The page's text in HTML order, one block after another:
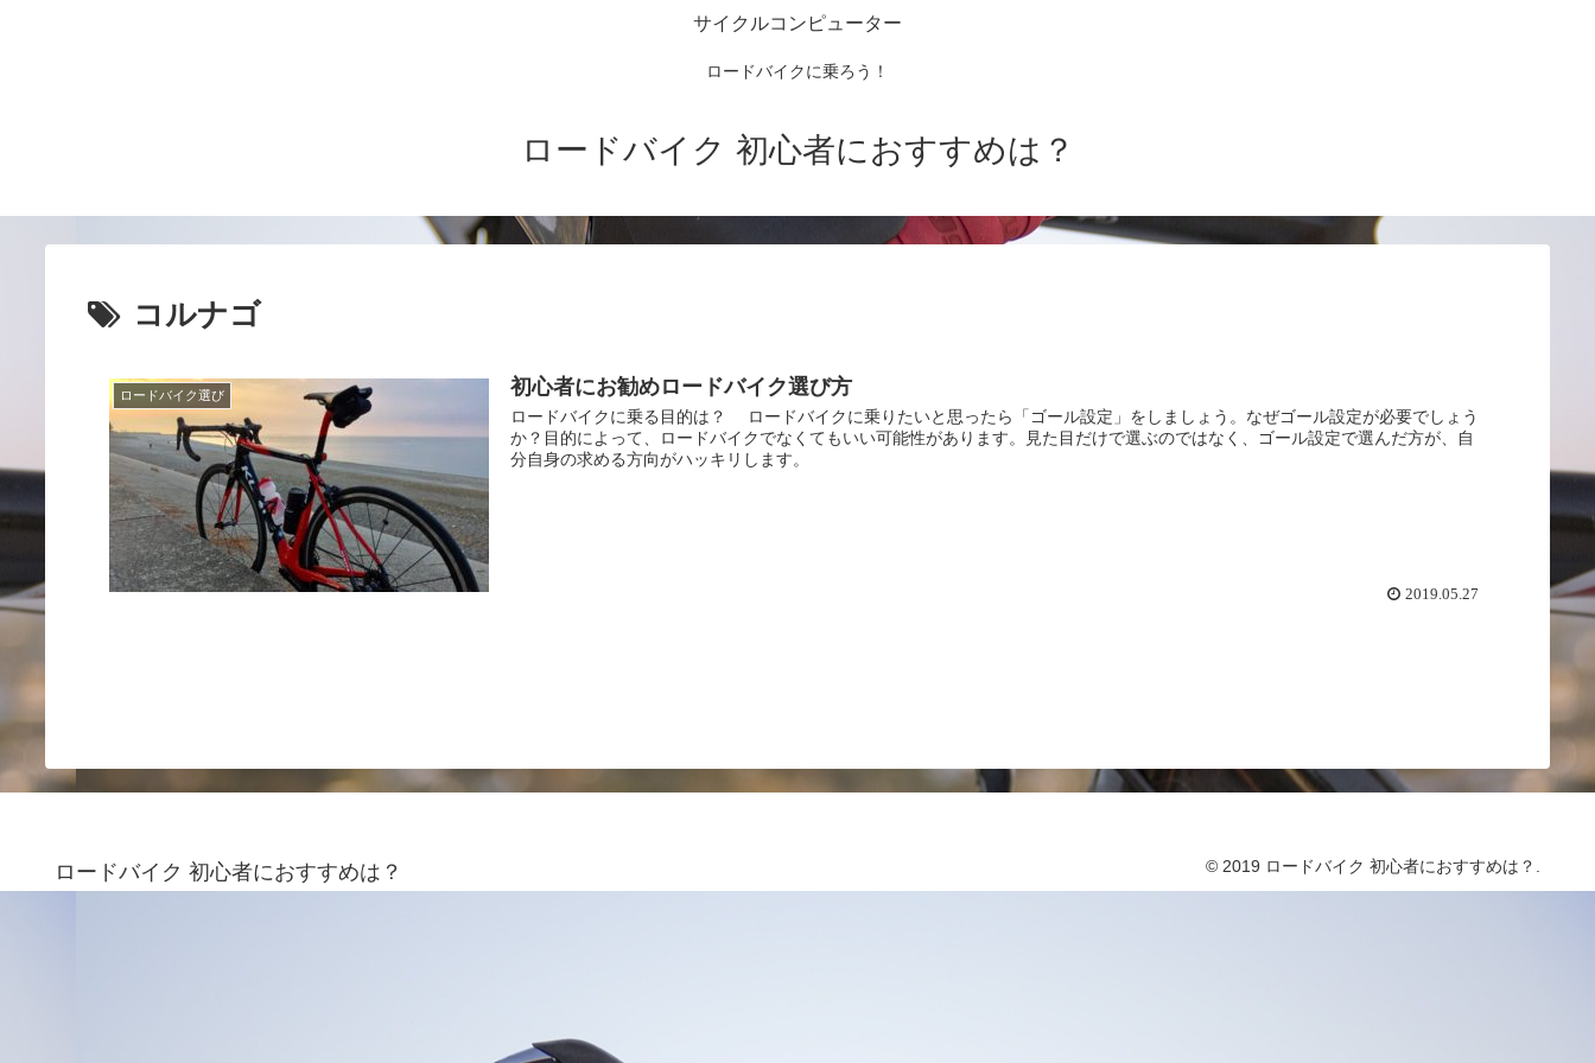
ロードバイクに乗ろう！
ロードバイク 初心者におすすめは？
サイクルコンピューター
コルナゴ
ロードバイク選び 初心者にお勧めロードバイク選び方
ロードバイクに乗る目的は？ ロードバイクに乗りたいと思ったら「ゴール設定」をしましょう。なぜゴール設定が必要でしょう
か？目的によって、ロードバイクでなくてもいい可能性があります。見た目だけで選ぶのではなく、ゴール設定で選んだ方が、自
分自身の求める方向がハッキリします。
2019.05.27
ロードバイク 初心者におすすめは？ © 2019 ロードバイク 初心者におすすめは？.